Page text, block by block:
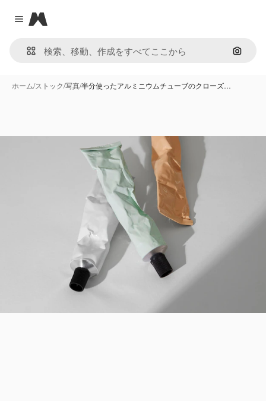
Close menu
Magnific
画像で
ホーム/ストック/写真/半分使ったアルミニウムチューブのクローズ…